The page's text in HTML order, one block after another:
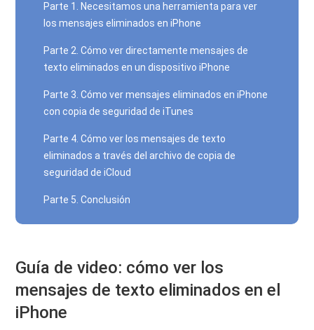
Parte 1. Necesitamos una herramienta para ver
los mensajes eliminados en iPhone
Parte 2. Cómo ver directamente mensajes de
texto eliminados en un dispositivo iPhone
Parte 3. Cómo ver mensajes eliminados en iPhone
con copia de seguridad de iTunes
Parte 4. Cómo ver los mensajes de texto
eliminados a través del archivo de copia de
seguridad de iCloud
Parte 5. Conclusión
Guía de video: cómo ver los
mensajes de texto eliminados en el
iPhone